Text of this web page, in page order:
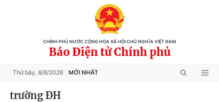
CHÍNH PHỦ NƯỚC CỘNG HÒA XÃ HỘI CHỦ NGHĨA VIỆT NAM
Báo Điện tử Chính phủ
Thứ bảy, 8/8/2026 MỚI NHẤT
trường ĐH